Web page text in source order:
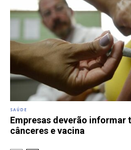
SAÚDE
Empresas deverão informar
cânceres e vacina